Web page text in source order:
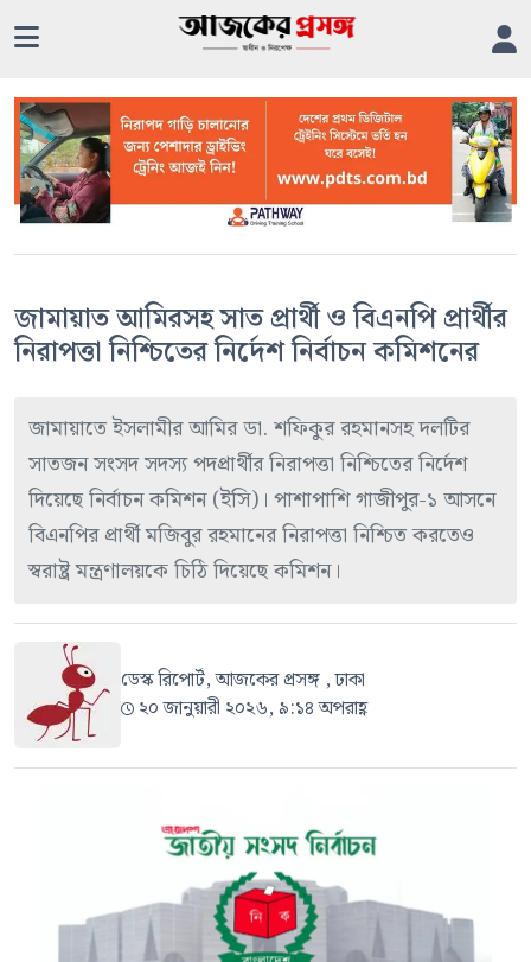
জামায়াত আমিরসহ সাত প্রার্থী ও বিএনপি প্রার্থীর
নিরাপত্তা নিশ্চিতের নির্দেশ নির্বাচন কমিশনের
জামায়াতে ইসলামীর আমির ডা. শফিকুর রহমানসহ দলটির
সাতজন সংসদ সদস্য পদপ্রার্থীর নিরাপত্তা নিশ্চিতের নির্দেশ
দিয়েছে নির্বাচন কমিশন (ইসি)। পাশাপাশি গাজীপুর-১ আসনে
বিএনপির প্রার্থী মজিবুর রহমানের নিরাপত্তা নিশ্চিত করতেও
স্বরাষ্ট্র মন্ত্রণালয়কে চিঠি দিয়েছে কমিশন।
ডেস্ক রিপোর্ট, আজকের প্রসঙ্গ , ঢাকা
২০ জানুয়ারী ২০২৬, ৯:১৪ অপরাহ্ণ